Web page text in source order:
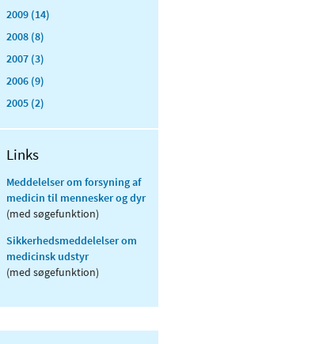
2009 (14)
2008 (8)
2007 (3)
2006 (9)
2005 (2)
Links
Meddelelser om forsyning af
medicin til mennesker og dyr
(med søgefunktion)
Sikkerhedsmeddelelser om
medicinsk udstyr
(med søgefunktion)